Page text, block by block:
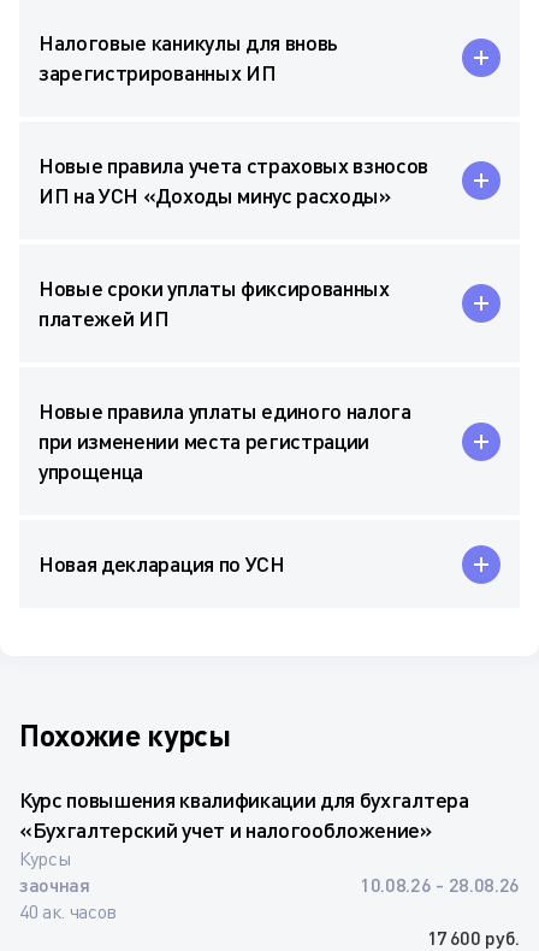
Налоговые каникулы для вновь
зарегистрированных ИП
Новые правила учета страховых взносов
ИП на УСН «Доходы минус расходы»
Новые сроки уплаты фиксированных
платежей ИП
Новые правила уплаты единого налога
при изменении места регистрации
упрощенца
Новая декларация по УСН
Похожие курсы
Курс повышения квалификации для бухгалтера
«Бухгалтерский учет и налогообложение»
Курсы
заочная
40 ак. часов
10.08.26 - 28.08.26
17 600 руб.